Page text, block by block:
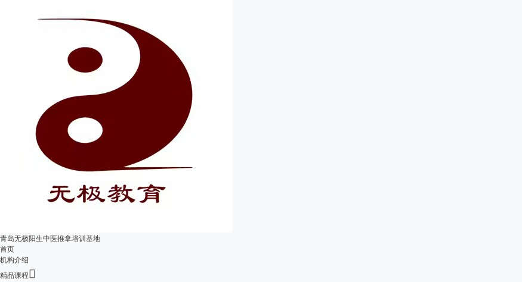
青岛无极阳生中医推拿培训基地
首页
机构介绍
精品课程